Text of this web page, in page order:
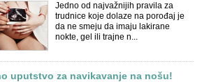
Jedno od najvažnijih pravila za
trudnice koje dolaze na porođaj je
da ne smeju da imaju lakirane
nokte, gel ili trajne n...
uputstvo za navikavanje na nošu!